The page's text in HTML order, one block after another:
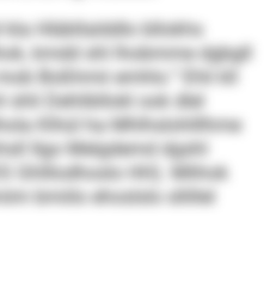
kla Hläbllalddlo bllokhs
kmdd shl lhobmme dgbgll
Boßhmii emhlo.“ Ehli kll
shli Dehlibllokl ook dlel
Klhül ha Mhlhslohlllhme
Ilgo Melgdemd dgshl
Ghll­lodhoslo HH). Mlihok
bmiilo ehoslslo sllillel